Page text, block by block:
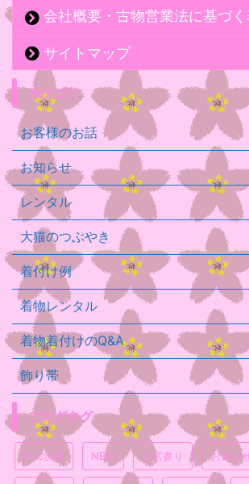
会社概要・古物営業法に基づ
サイトマップ
カテゴリ
お客様のお話
お知らせ
レンタル
大猫のつぶやき
着付け例
着物レンタル
着物着付けのQ&A
飾り帯
ブログタグ
BTC決済 NEM お宮参り お知ら